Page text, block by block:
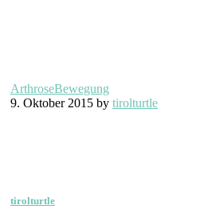
ArthroseBewegung
9. Oktober 2015 by tirolturtle
tirolturtle